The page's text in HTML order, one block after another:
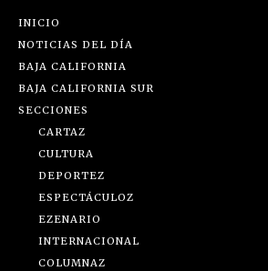
INICIO
NOTICIAS DEL DÍA
BAJA CALIFORNIA
BAJA CALIFORNIA SUR
SECCIONES
CARTAZ
CULTURA
DEPORTEZ
ESPECTÁCULOZ
EZENARIO
INTERNACIONAL
COLUMNAZ